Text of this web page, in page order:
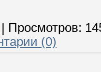
| Просмотров:
(0)